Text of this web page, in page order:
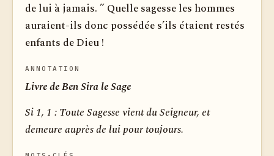
de lui à jamais. ” Quelle sagesse les hommes
auraient-ils donc possédée s’ils étaient restés
enfants de Dieu !
ANNOTATION
Livre de Ben Sira le Sage
Si 1, 1 :Toute Sagesse vient du Seigneur, et
demeure auprès de lui pour toujours.